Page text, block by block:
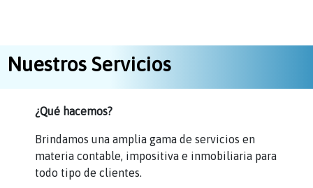
Nuestros Servicios
¿Qué hacemos?
Brindamos una amplia gama de servicios en
materia contable, impositiva e inmobiliaria para
todo tipo de clientes.